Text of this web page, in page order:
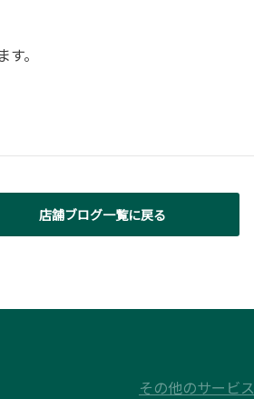
。
店舗ブログ一覧に戻る
その他のサービス